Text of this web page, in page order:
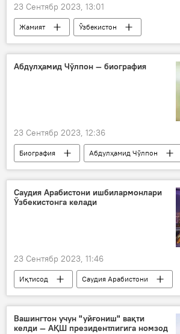
23 Сентябр 2023, 13:01
Жамият
Ўзбекистон
Миллий кадрлар захираси
Давлат хизматлари агентлиги (ДХА)
Абдулҳамид Чўлпон — биография
23 Сентябр 2023, 12:36
Биография Абдулҳамид Чўлпон
Саудия Арабистони ишбилармонлари
Ўзбекистонга келади
23 Сентябр 2023, 11:46
Иқтисод
Саудия Арабистони
Ўзбекистон
тадбиркор
савдо
Вашингтон учун "уйғониш" вақти
келди — АҚШ президентлигига номзод